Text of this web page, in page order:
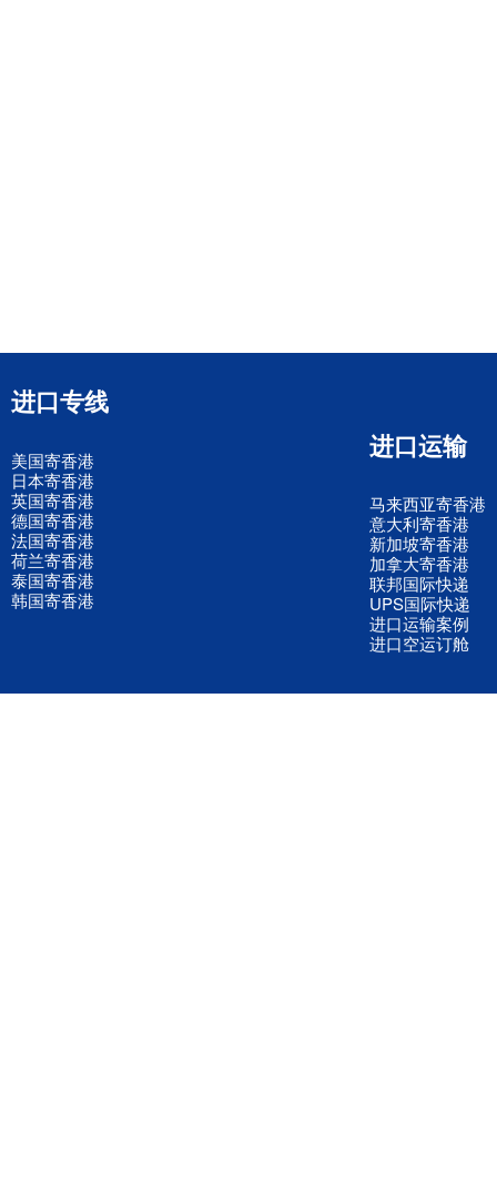
进口专线
美国寄香港
日本寄香港
英国寄香港
德国寄香港
法国寄香港
荷兰寄香港
泰国寄香港
韩国寄香港
进口运输
马来西亚寄香港
意大利寄香港
新加坡寄香港
加拿大寄香港
联邦国际快递
UPS国际快递
进口运输案例
进口空运订舱